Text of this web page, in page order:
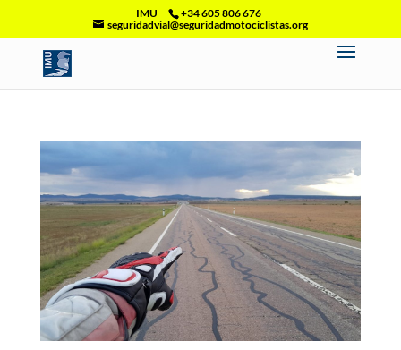
IMU
+34 605 806 676
seguridadvial@seguridadmotociclistas.org